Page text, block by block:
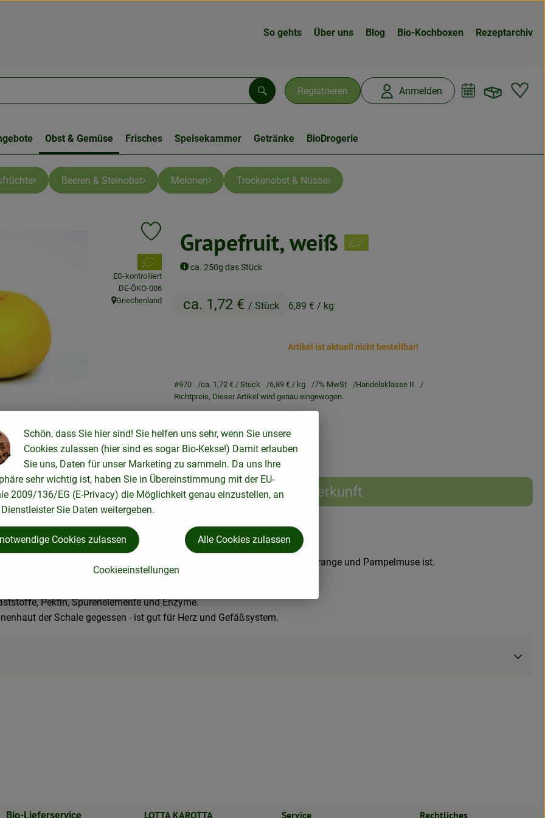
So gehts Über uns Blog Bio-Kochboxen Rezeptarchiv
Registrieren Anmelden
Suchen
Obst & Gemüse Frisches Speisekammer Getränke BioDrogerie
Beeren & Steinobst Melonen Trockenobst & Nüsse
Grapefruit, weiß
ca. 250g das Stück
ca. 1,72 € / Stück 6,89 € / kg
Produkt zu Favouriten hinzufügen
, Verband:
EG-kontrolliert
, Kontrollstelle:
DE-ÖKO-006
, Herkunft:
Griechenland
Artikel ist aktuell nicht bestellbar!
#970 ca. 1,72 € / Stück 6,89 € / kg 7% MwSt
Handelsklasse II
Richtpreis, Dieser Artikel wird genau eingewogen.
Rezepte
Herkunft
passenden Rezepte gefunden.
des Grapefruitbaumes, einer Zitruspflanze, die eine Kreuzung aus der Orange und Pampelmuse ist.
Pektin, Spurenelemente und Enzyme.
der Schale gegessen - ist gut für Herz und Gefäßsystem.
Bio-Lieferservice LOTTA KAROTTA Service Rechtliches
Schön, dass Sie hier sind! Sie helfen uns sehr, wenn Sie unsere
Cookies zulassen (hier sind es sogar Bio-Kekse!) Damit erlauben
Sie uns, Daten für unser Marketing zu sammeln. Da uns Ihre
sehr wichtig ist, haben Sie in Übereinstimmung mit der EU-
2009/136/EG (E-Privacy) die Möglichkeit genau einzustellen, an
Sie Daten weitergeben.
Cookieeinstellungen
Cookies zulassen Alle Cookies zulassen